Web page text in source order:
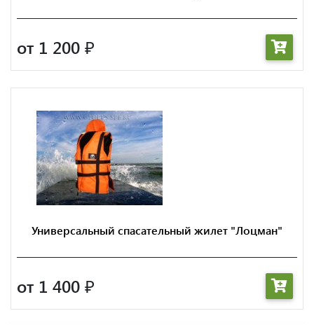
от 1 200 ₽
Универсальный спасательный жилет "Лоцман"
от 1 400 ₽